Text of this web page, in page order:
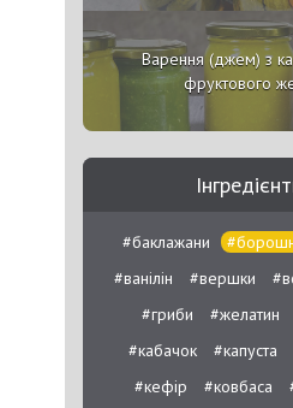
Варення (джем) з
фруктового
#баклажани
#ванілін
#вершки
#гриби
#желатин
#кабачок
#капуста
#кефір
#ковбаса